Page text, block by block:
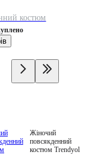
костюм
Жіночий
повсякденний
костюм Trendyol